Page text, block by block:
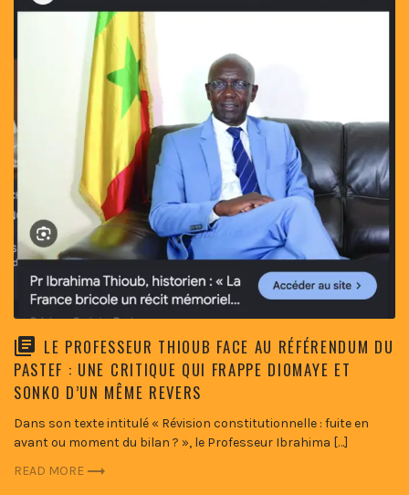
LE PROFESSEUR THIOUB FACE AU RÉFÉRENDUM DU
PASTEF : UNE CRITIQUE QUI FRAPPE DIOMAYE ET
SONKO D’UN MÊME REVERS
Dans son texte intitulé « Révision constitutionnelle : fuite en
avant ou moment du bilan ? », le Professeur Ibrahima […]
READ MORE